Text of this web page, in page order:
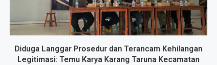
Diduga Langgar Prosedur dan Terancam Kehilangan
Legitimasi: Temu Karya Karang Taruna Kecamatan